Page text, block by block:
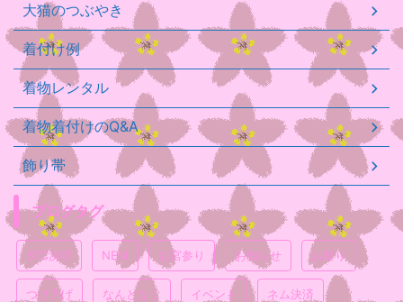
大猫のつぶやき
着付け例
着物レンタル
着物着付けのQ&A
飾り帯
ブログタグ
BTC決済 NEM お宮参り お知らせ お祭り
つけ下げ なんとなく イベント ネム決済